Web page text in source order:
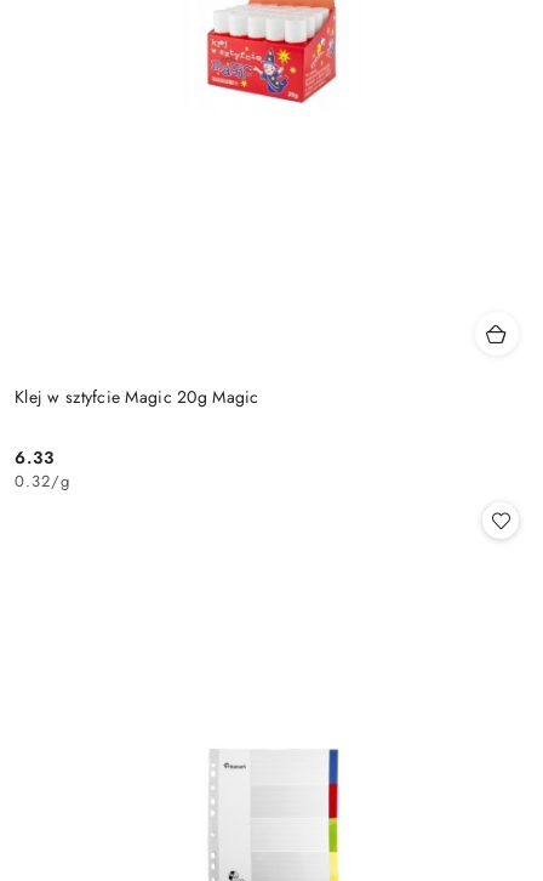
Klej w sztyfcie Magic 20g Magic
Cena:
6.33
0.32/g